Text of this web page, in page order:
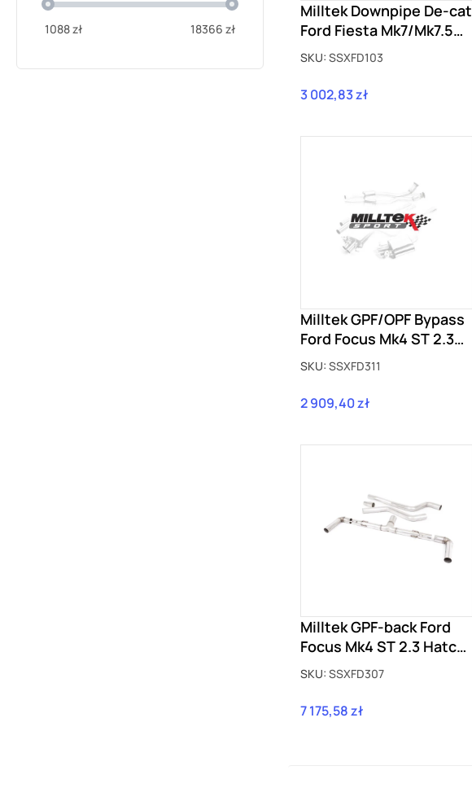
1088zł 18366 zł
Milltek Downpipe De-cat
Ford Fiesta Mk7/Mk7.5
SKU: SSXFD103
Cena
3 002,83 zł
Milltek GPF/OPF Bypass
Ford Focus Mk4 ST 2.3
EcoBoost z GPF
SSXFD311
SKU: SSXFD311
Cena
2 909,40 zł
Milltek GPF-back Ford
Focus Mk4 ST 2.3 Hatch
z GPF SSXFD307
SKU: SSXFD307
Cena
7 175,58 zł